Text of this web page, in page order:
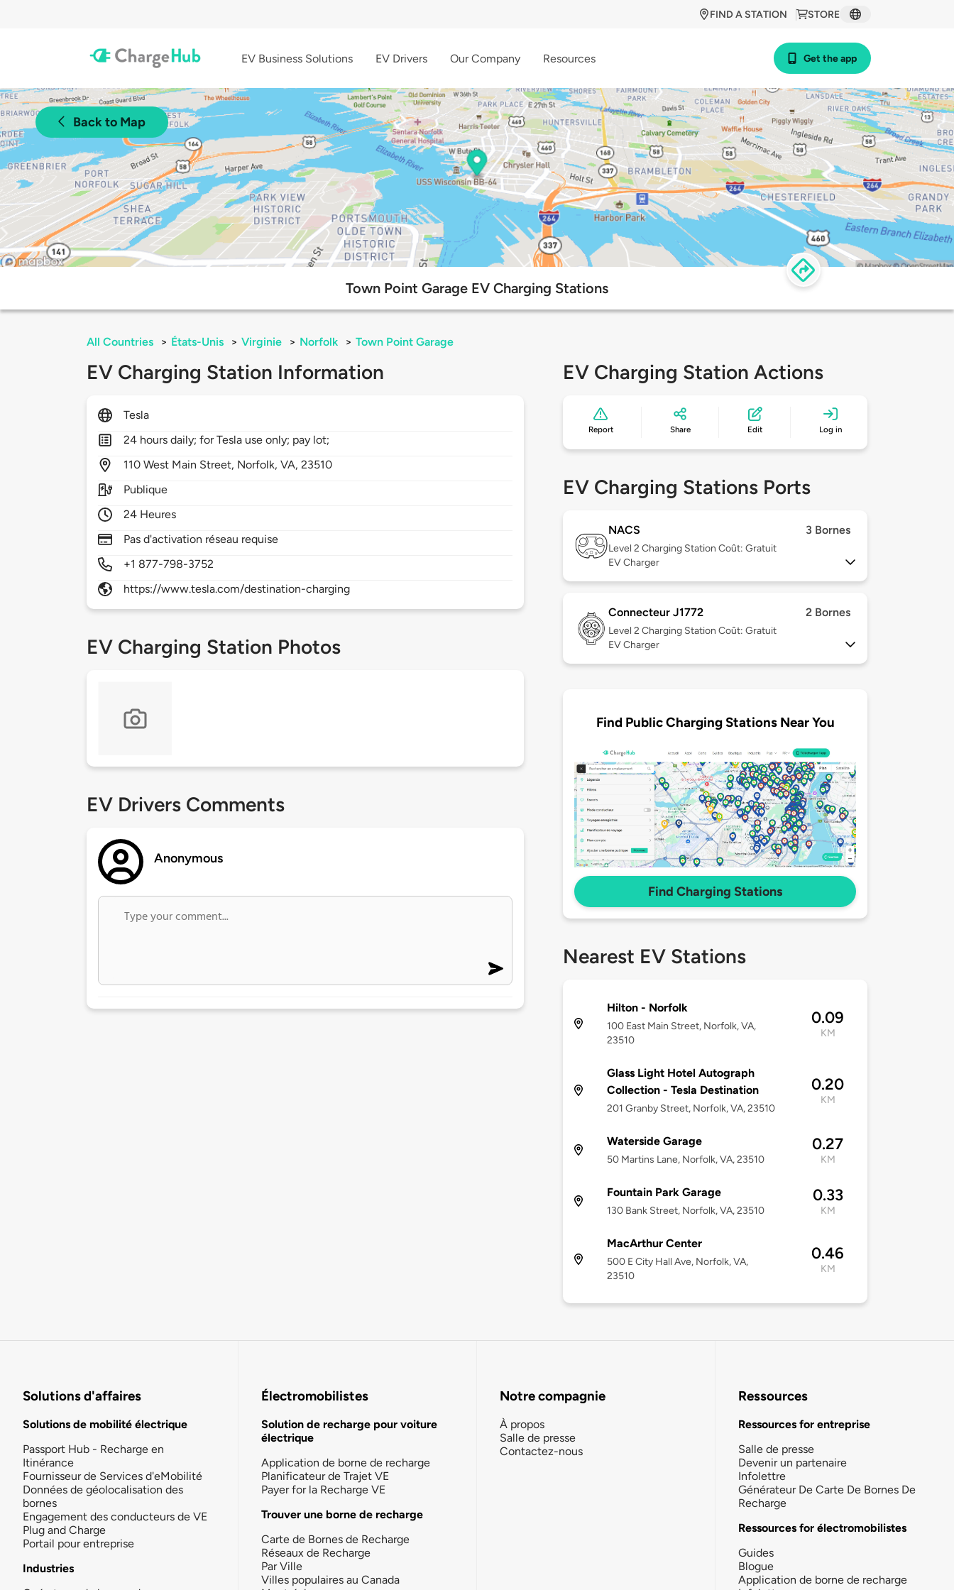
STORE
FIND A STATION
EV Business Solutions EV Drivers Our Company Resources Get the app
Back to Map
Town Point Garage EV Charging Stations
All Countries > États-Unis > Virginie > Norfolk > Town Point Garage
EV Charging Station Information
Tesla
24 hours daily; for Tesla use only; pay lot;
110West Main Street, Norfolk,VA,23510
Publique
24 Heures
Pas d'activation réseau requise
+1 877-798-3752
https://www.tesla.com/destination-charging
EV Charging Station Photos
EV Drivers Comments
Anonymous
EV Charging Station Actions
Report Share Edit Log in
EV Charging Stations Ports
NACS 3 Bornes
Level 2 Charging Station Coût: Gratuit
EV Charger
Connecteur J1772 2 Bornes
Level 2 Charging Station Coût: Gratuit
EV Charger
Find Public Charging Stations Near You
Find Charging Stations
Nearest EV Stations
Hilton - Norfolk
100 East Main Street, Norfolk, VA,
23510
0.09
KM
Glass Light Hotel Autograph
Collection - Tesla Destination
201 Granby Street, Norfolk, VA, 23510
0.20
KM
Waterside Garage
50 Martins Lane, Norfolk, VA, 23510
0.27
KM
Fountain Park Garage
130 Bank Street, Norfolk, VA, 23510
0.33
KM
MacArthur Center
500 E City Hall Ave, Norfolk, VA,
23510
0.46
KM
Solutions d'affaires
Solutions de mobilité électrique
Passport Hub - Recharge en
Itinérance
Fournisseur de Services d'eMobilité
Données de géolocalisation des
bornes
Engagement des conducteurs de VE
Plug and Charge
Portail pour entreprise
Industries
Électromobilistes
Solution de recharge pour voiture
électrique
Application de borne de recharge
Planificateur de Trajet VE
Payer for la Recharge VE
Trouver une borne de recharge
Carte de Bornes de Recharge
Réseaux de Recharge
Par Ville
Villes populaires au Canada
Notre compagnie
À propos
Salle de presse
Contactez-nous
Ressources
Ressources for entreprise
Salle de presse
Devenir un partenaire
Infolettre
Générateur De Carte De Bornes De
Recharge
Ressources for électromobilistes
Guides
Blogue
Application de borne de recharge